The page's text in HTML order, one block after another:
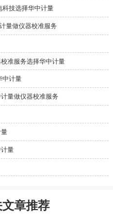
科技选择华中计量
量做仪器校准服务
准服务选择华中计量
中计量
量做仪器校准服务
量
章推荐